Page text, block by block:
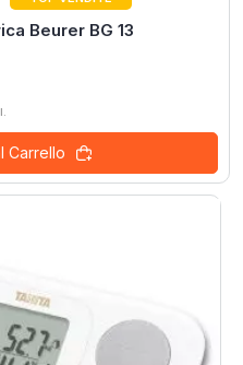
Beurer BG 13
Carrello